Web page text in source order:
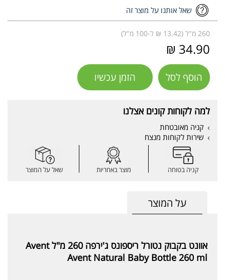
שאל אותנו על מוצר זה
260 מ"ל (13.42 ₪ ל-100 מ"ל)
34.90 ₪
הוסף לסל הזמן עכשיו
למה לקוחות קונים אצלנו
קניה מאובטחת
שירות לקוחות מנצח
קניה בטוחה מוצר באחריות שאל על המוצר
על המוצר
אוונט בקבוק נטורל ריספונס ג'ירפה 260 מ"ל Avent
Avent Natural Baby Bottle 260 ml